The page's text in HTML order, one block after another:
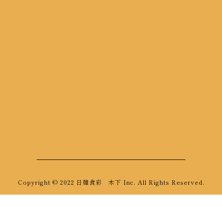
Copyright © 2022 日韓食彩 木下 Inc. All Rights Reserved.